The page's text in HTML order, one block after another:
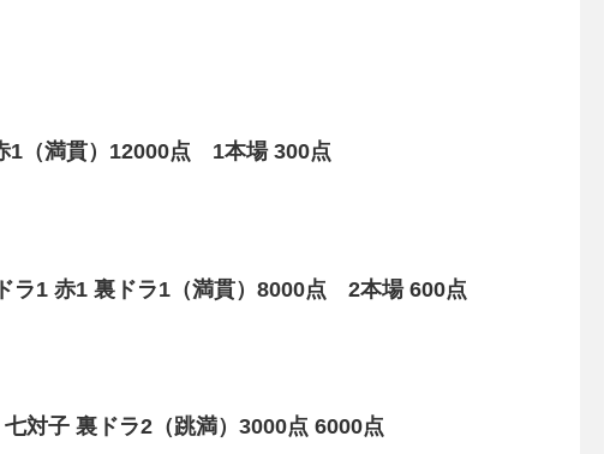
1（満貫）12000点 1本場 300点
ラ1 赤1 裏ドラ1（満貫）8000点 2本場 600点
対子 裏ドラ2（跳満）3000点 6000点